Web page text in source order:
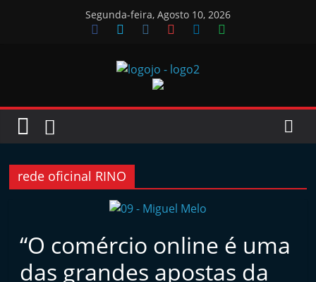
Segunda-feira, Agosto 10, 2026
Jornal
Oficinas
J
r
n
rede oficinal RINO
“O comércio online é uma
das grandes apostas da